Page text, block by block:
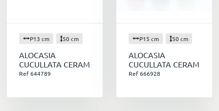
P13 cm 50 cm
ALOCASIA
CUCULLATA CERAM
Ref 644789
P15 cm 50 cm
ALOCASIA
CUCULLATA CERAM
Ref 666928